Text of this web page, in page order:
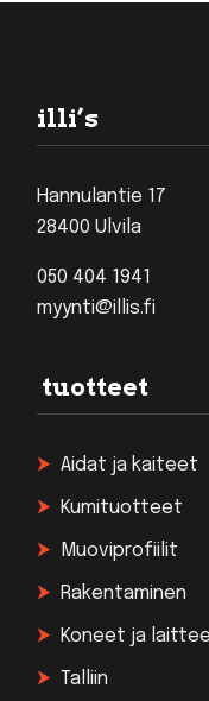
illi’s
Hannulantie 17
28400 Ulvila
050 404 1941
myynti@illis.fi
tuotteet
Aidat ja kaiteet
Kumituotteet
Muoviprofiilit
Rakentaminen
Koneet ja
Talliin